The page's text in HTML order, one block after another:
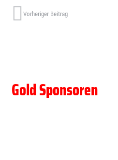
Vorheriger Beitrag
Gold Sponsoren